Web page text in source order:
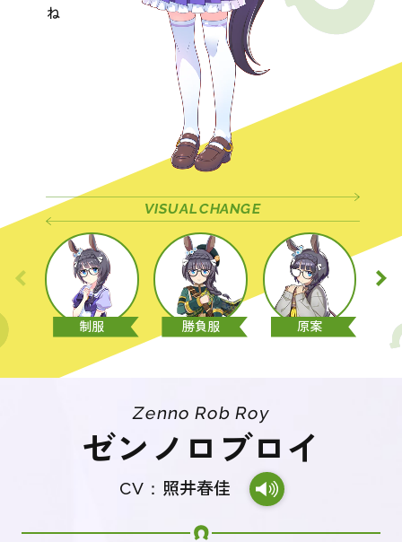
VISUALCHANGE
制服 勝負服 原案
Zenno Rob Roy
ゼンノロブロイ
CV： 照井春佳